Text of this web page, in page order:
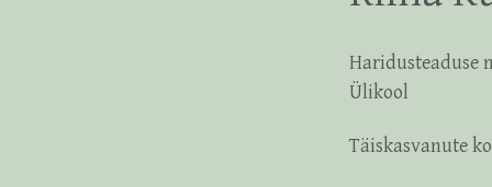
Haridusteaduse
Ülikool
Täiskasvanute